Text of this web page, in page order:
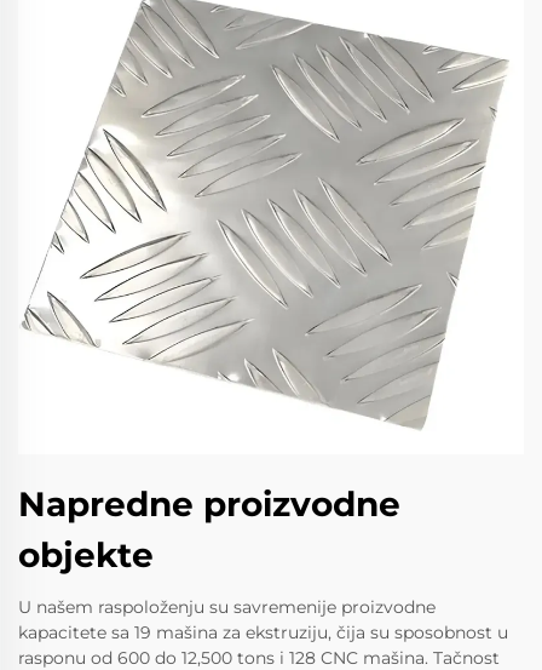
Napredne proizvodne
objekte
U našem raspoloženju su savremenije proizvodne
kapacitete sa 19 mašina za ekstruziju, čija su sposobnost u
rasponu od 600 do 12,500 tons i 128 CNC mašina. Tačnost